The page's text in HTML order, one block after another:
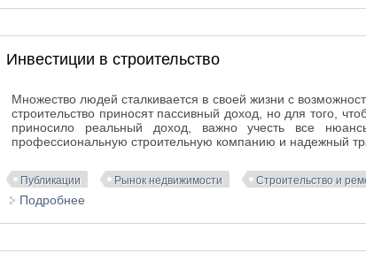
Инвестиции в строительство
Множество людей сталкивается в своей жизни с
строительство приносят пассивный доход, но для того,
приносило реальный доход, важно учесть все
профессиональную строительную компанию и надежный
Публикации Рынок недвижимости Строительство и
Подробнее